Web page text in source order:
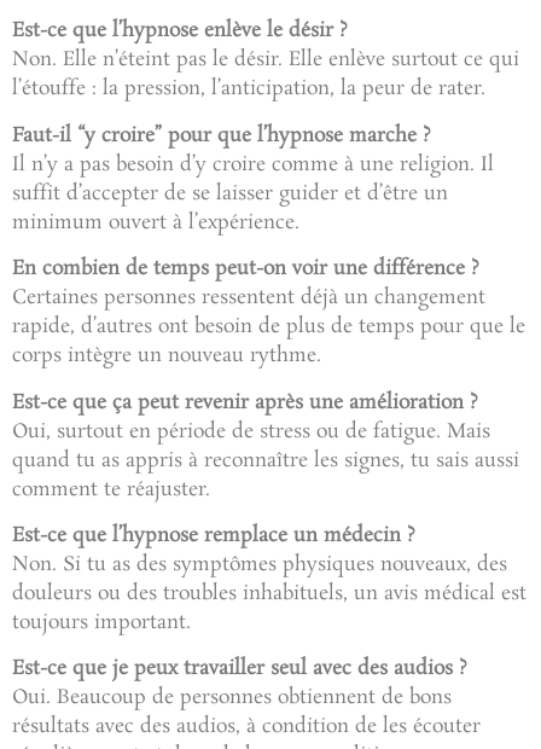
Est-ce que l’hypnose enlève le désir ?
Non. Elle n’éteint pas le désir. Elle enlève surtout ce qui
l’étouffe : la pression, l’anticipation, la peur de rater.
Faut-il “y croire” pour que l’hypnose marche ?
Il n’y a pas besoin d’y croire comme à une religion. Il
suffit d’accepter de se laisser guider et d’être un
minimum ouvert à l’expérience.
En combien de temps peut-on voir une différence ?
Certaines personnes ressentent déjà un changement
rapide, d’autres ont besoin de plus de temps pour que le
corps intègre un nouveau rythme.
Est-ce que ça peut revenir après une amélioration ?
Oui, surtout en période de stress ou de fatigue. Mais
quand tu as appris à reconnaître les signes, tu sais aussi
comment te réajuster.
Est-ce que l’hypnose remplace un médecin ?
Non. Si tu as des symptômes physiques nouveaux, des
douleurs ou des troubles inhabituels, un avis médical est
toujours important.
Est-ce que je peux travailler seul avec des audios ?
Oui. Beaucoup de personnes obtiennent de bons
résultats avec des audios, à condition de les écouter